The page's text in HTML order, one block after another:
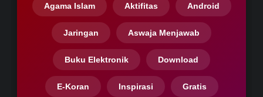
Agama Islam Aktifitas Android
Jaringan Aswaja Menjawab
Buku Elektronik Download
E-Koran Inspirasi Gratis